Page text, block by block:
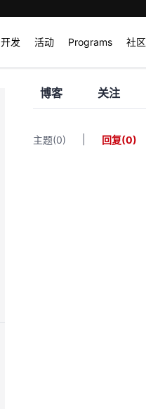
开发 活动 Programs 社区
博客 关注
主题(0) 回复(0)